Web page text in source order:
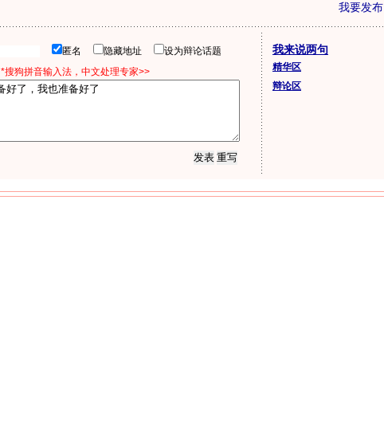
我要发布
匿名 隐藏地址
设为辩论话题
*搜狗拼音输入法，中文处理专家>>
我来说两句
精华区
辩论区